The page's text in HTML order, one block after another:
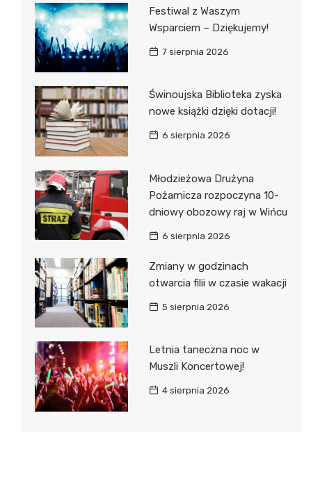
Festiwal z Waszym
Wsparciem – Dziękujemy!
7 sierpnia 2026
Świnoujska Biblioteka zyska
nowe książki dzięki dotacji!
6 sierpnia 2026
Młodzieżowa Drużyna
Pożarnicza rozpoczyna 10-
dniowy obozowy raj w Wińcu
6 sierpnia 2026
Zmiany w godzinach
otwarcia filii w czasie wakacji
5 sierpnia 2026
Letnia taneczna noc w
Muszli Koncertowej!
4 sierpnia 2026